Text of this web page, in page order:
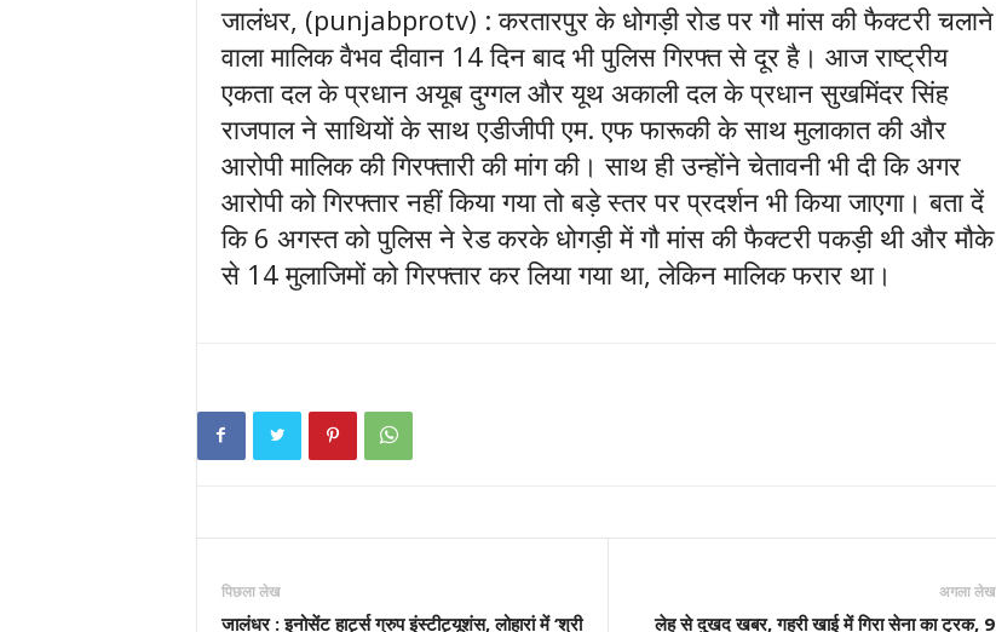
जालंधर, (punjabprotv) : करतारपुर के धोगड़ी रोड पर गौ मांस की फैक्टरी चलाने
वाला मालिक वैभव दीवान 14 दिन बाद भी पुलिस गिरफ्त से दूर है। आज राष्ट्रीय
एकता दल के प्रधान अयूब दुग्गल और यूथ अकाली दल के प्रधान सुखमिंदर सिंह
राजपाल ने साथियों के साथ एडीजीपी एम. एफ फारूकी के साथ मुलाकात की और
आरोपी मालिक की गिरफ्तारी की मांग की। साथ ही उन्होंने चेतावनी भी दी कि अगर
आरोपी को गिरफ्तार नहीं किया गया तो बड़े स्तर पर प्रदर्शन भी किया जाएगा। बता दें
कि 6 अगस्त को पुलिस ने रेड करके धोगड़ी में गौ मांस की फैक्टरी पकड़ी थी और मौके
से 14 मुलाजिमों को गिरफ्तार कर लिया गया था, लेकिन मालिक फरार था।
पिछला लेख
जालंधर : इनोसेंट हार्ट्स ग्रुप इंस्टीट्यूशंस, लोहारां में ‘श्री
अगला लेख
लेह से दुखद खबर, गहरी खाई में गिरा सेना का ट्रक, 9